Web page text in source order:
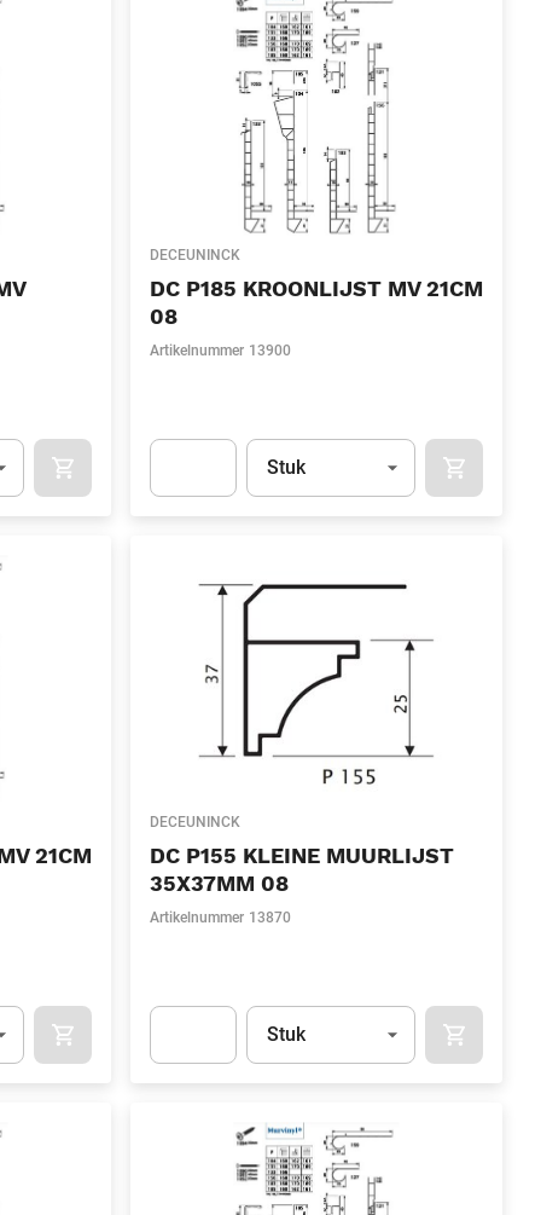
APOK.CATEGORY.PRODUCTS.CART.ADDTOCART
DECEUNINCK
DC P185 KROONLIJST MV 21CM
08
Artikelnummer 13900
Eenheid
Stuk
21CM
APOK.CATEGORY.PRODUCTS.CART.ADDTOCART
DECEUNINCK
DC P155 KLEINE MUURLIJST
35X37MM 08
Artikelnummer 13870
Eenheid
Stuk